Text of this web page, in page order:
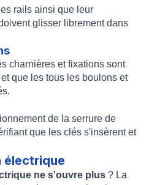
rails ainsi que leur
glisser librement dans
charnières et fixations sont
que les tous les boulons et
de la serrure de
que les clés s'insèrent et
électrique
ne s'ouvre plus ? La